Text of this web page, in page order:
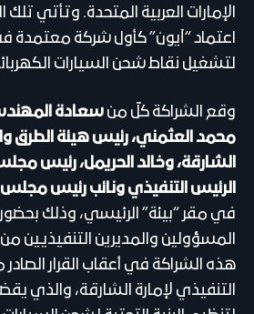
الإمارات العربية المتحدة. وتأتي
اعتماد “آيون” كأول شركة معتمدة
لتشغيل نقاط شحن السيارات
وقع الشراكة كلّ منسعادة
محمد العثمني، رئيس هيئة الطرق
الشارقة، وخالد الحريمل، رئيس
الرئيس التنفيذي ونائب رئيس مجلس
في مقر “بيئة” الرئيسي، وذلك
المسؤولين والمديرين التنفيذيين من
هذه الشراكة في أعقاب القرار
التنفيذي لإمارة الشارقة، والذي